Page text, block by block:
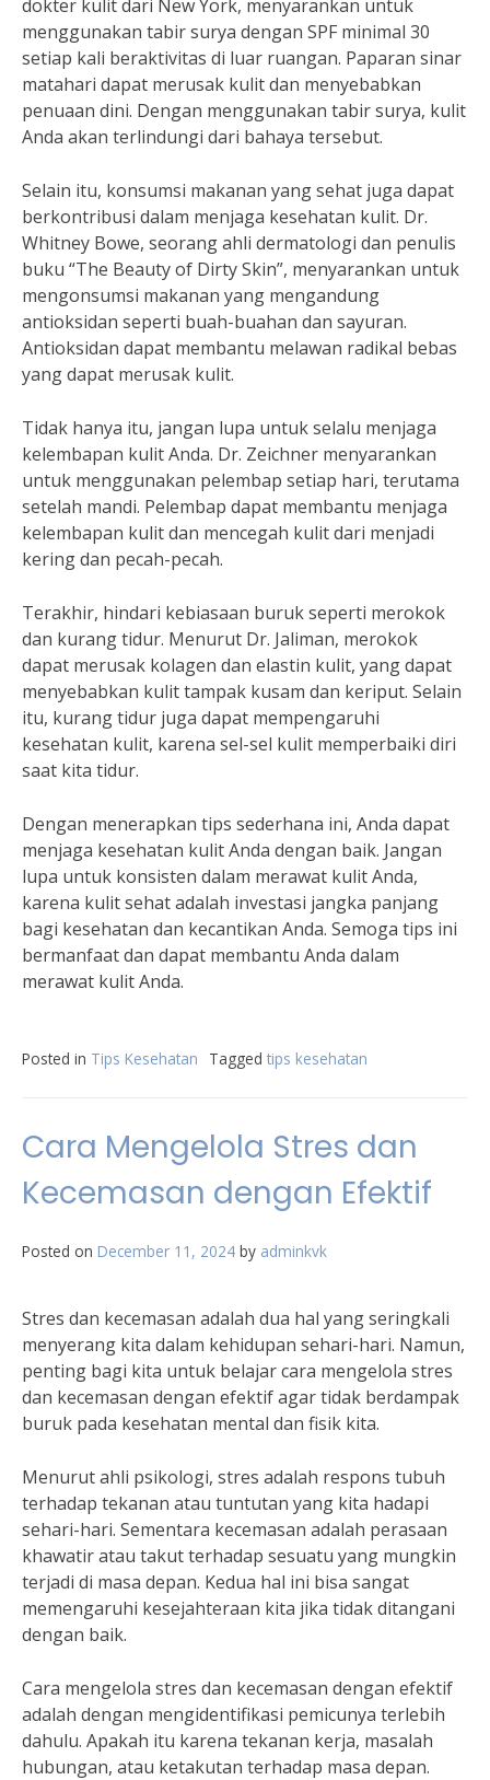
dokter kulit dari New York, menyarankan untuk
menggunakan tabir surya dengan SPF minimal 30
setiap kali beraktivitas di luar ruangan. Paparan sinar
matahari dapat merusak kulit dan menyebabkan
penuaan dini. Dengan menggunakan tabir surya, kulit
Anda akan terlindungi dari bahaya tersebut.
Selain itu, konsumsi makanan yang sehat juga dapat
berkontribusi dalam menjaga kesehatan kulit. Dr.
Whitney Bowe, seorang ahli dermatologi dan penulis
buku “The Beauty of Dirty Skin”, menyarankan untuk
mengonsumsi makanan yang mengandung
antioksidan seperti buah-buahan dan sayuran.
Antioksidan dapat membantu melawan radikal bebas
yang dapat merusak kulit.
Tidak hanya itu, jangan lupa untuk selalu menjaga
kelembapan kulit Anda. Dr. Zeichner menyarankan
untuk menggunakan pelembap setiap hari, terutama
setelah mandi. Pelembap dapat membantu menjaga
kelembapan kulit dan mencegah kulit dari menjadi
kering dan pecah-pecah.
Terakhir, hindari kebiasaan buruk seperti merokok
dan kurang tidur. Menurut Dr. Jaliman, merokok
dapat merusak kolagen dan elastin kulit, yang dapat
menyebabkan kulit tampak kusam dan keriput. Selain
itu, kurang tidur juga dapat mempengaruhi
kesehatan kulit, karena sel-sel kulit memperbaiki diri
saat kita tidur.
Dengan menerapkan tips sederhana ini, Anda dapat
menjaga kesehatan kulit Anda dengan baik. Jangan
lupa untuk konsisten dalam merawat kulit Anda,
karena kulit sehat adalah investasi jangka panjang
bagi kesehatan dan kecantikan Anda. Semoga tips ini
bermanfaat dan dapat membantu Anda dalam
merawat kulit Anda.
Posted in Tips Kesehatan Tagged tips kesehatan
Cara Mengelola Stres dan
Kecemasan dengan Efektif
Posted on December 11, 2024 by adminkvk
Stres dan kecemasan adalah dua hal yang seringkali
menyerang kita dalam kehidupan sehari-hari. Namun,
penting bagi kita untuk belajar cara mengelola stres
dan kecemasan dengan efektif agar tidak berdampak
buruk pada kesehatan mental dan fisik kita.
Menurut ahli psikologi, stres adalah respons tubuh
terhadap tekanan atau tuntutan yang kita hadapi
sehari-hari. Sementara kecemasan adalah perasaan
khawatir atau takut terhadap sesuatu yang mungkin
terjadi di masa depan. Kedua hal ini bisa sangat
memengaruhi kesejahteraan kita jika tidak ditangani
dengan baik.
Cara mengelola stres dan kecemasan dengan efektif
adalah dengan mengidentifikasi pemicunya terlebih
dahulu. Apakah itu karena tekanan kerja, masalah
hubungan, atau ketakutan terhadap masa depan.